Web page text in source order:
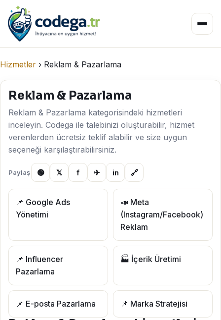
Hizmetler › Reklam & Pazarlama
Reklam & Pazarlama
Reklam & Pazarlama kategorisindeki hizmetleri
inceleyin. Codega ile talebinizi oluşturabilir, hizmet
verenlerden ücretsiz teklif alabilir ve size uygun
seçeneği karşılaştırabilirsiniz.
Paylaş 🟢 𝕏 f ✈ in 🔗
📌 Google Ads
Yönetimi
📣 Meta
(Instagram/Facebook)
Reklam
📌 Influencer
Pazarlama
🏭 İçerik Üretimi
📌 E-posta Pazarlama 📌 Marka Stratejisi